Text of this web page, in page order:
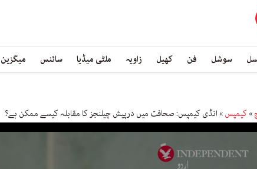
سوشل فن کھیل زاویہ ملٹی میڈیا سائنس میگزین
»کیمپس» انڈی کیمپس: صحافت میں درپیش چیلنجز کا مقابلہ کیسے ممکن ہے؟